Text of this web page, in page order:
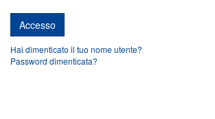
Hai dimenticato il tuo nome utente?
Password dimenticata?